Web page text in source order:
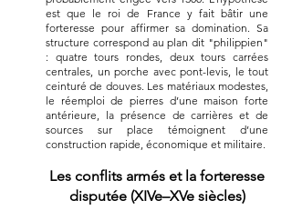
est que le roi de France y fait bâtir une
forteresse pour affirmer sa domination. Sa
structure correspond au plan dit "philippien"
: quatre tours rondes, deux tours carrées
centrales, un porche avec pont-levis, le tout
ceinturé de douves. Les matériaux modestes,
le réemploi de pierres d’une maison forte
antérieure, la présence de carrières et de
sources sur place témoignent d’une
construction rapide, économique et militaire.
Les conflits armés et la forteresse
disputée (XIVe–XVe siècles)